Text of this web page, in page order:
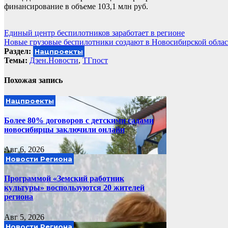
финансирование в объеме 103,1 млн руб.
Навигация
по
записям
Единый центр беспилотников заработает в регионе
Новые грузовые беспилотники создают в Новосибирской
Раздел: Нацпроекты
Темы: Дзен.Новости, ТГпост
Похожая запись
Нацпроекты
Более 80% договоров с детскими садами
новосибирцы заключили онлайн
Авг 6, 2026
Новости Региона
Программой «Земский работник
культуры» воспользуются 20 жителей
региона
Авг 5, 2026
Новости Региона